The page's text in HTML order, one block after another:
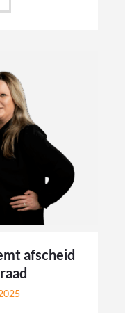
afscheid